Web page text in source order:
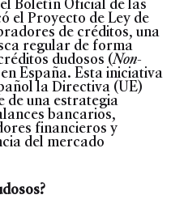
el Proyecto de Ley de
de créditos, una
regular de forma
dudosos (Non-
España. Esta iniciativa
la Directiva (UE)
de una estrategia
bancarios,
financieros y
del mercado